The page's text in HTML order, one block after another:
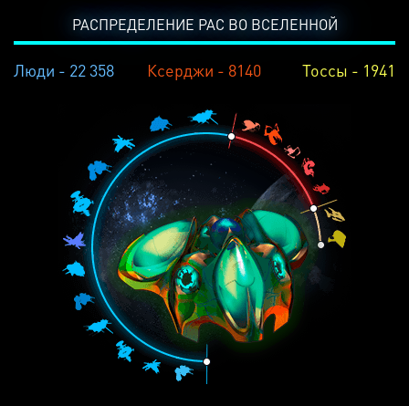
РАСПРЕДЕЛЕНИЕ РАС ВО ВСЕЛЕННОЙ
Люди - 22 358 Ксерджи - 8140 Тоссы - 1941